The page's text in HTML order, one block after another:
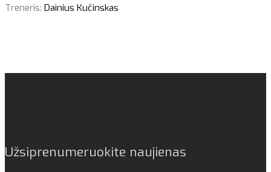
Treneris: Dainius Kučinskas
Užsiprenumeruokite naujienas